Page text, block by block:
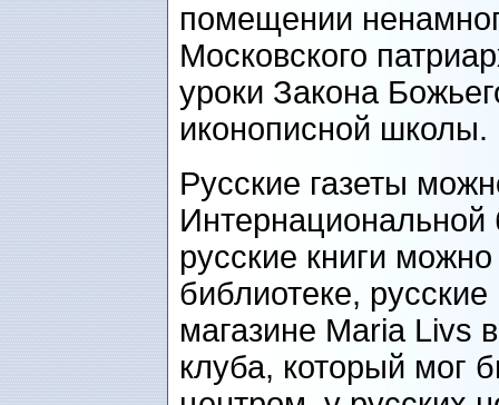
помещении
Московского
уроки Закона
иконописной школы.
Русские газеты
Интернациональной
русские книги
библиотеке,
магазине Maria Livs
клуба, который мог